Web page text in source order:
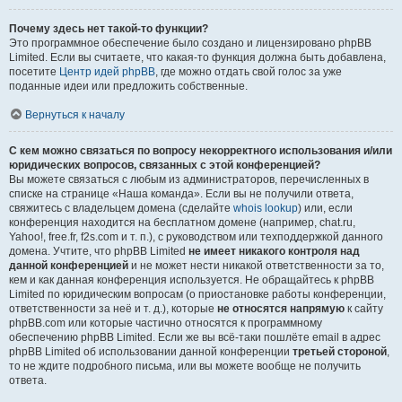
Почему здесь нет такой-то функции?
Это программное обеспечение было создано и лицензировано phpBB
Limited. Если вы считаете, что какая-то функция должна быть добавлена,
посетите Центр идей phpBB, где можно отдать свой голос за уже
поданные идеи или предложить собственные.
Вернуться к началу
С кем можно связаться по вопросу некорректного использования и/или
юридических вопросов, связанных с этой конференцией?
Вы можете связаться с любым из администраторов, перечисленных в
списке на странице «Наша команда». Если вы не получили ответа,
свяжитесь с владельцем домена (сделайте whois lookup) или, если
конференция находится на бесплатном домене (например, chat.ru,
Yahoo!, free.fr, f2s.com и т. п.), с руководством или техподдержкой данного
домена. Учтите, что phpBB Limited не имеет никакого контроля над
данной конференцией и не может нести никакой ответственности за то,
кем и как данная конференция используется. Не обращайтесь к phpBB
Limited по юридическим вопросам (о приостановке работы конференции,
ответственности за неё и т. д.), которые не относятся напрямую к сайту
phpBB.com или которые частично относятся к программному
обеспечению phpBB Limited. Если же вы всё-таки пошлёте email в адрес
phpBB Limited об использовании данной конференции третьей стороной,
то не ждите подробного письма, или вы можете вообще не получить
ответа.